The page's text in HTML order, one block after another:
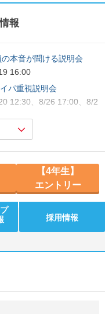
報
の本音が聞ける説明会
16:00
パ重視説明会
12:30、8/26 17:00、8/2
感！街づくり体験ワーク
【4年生】
エントリー
採用情報